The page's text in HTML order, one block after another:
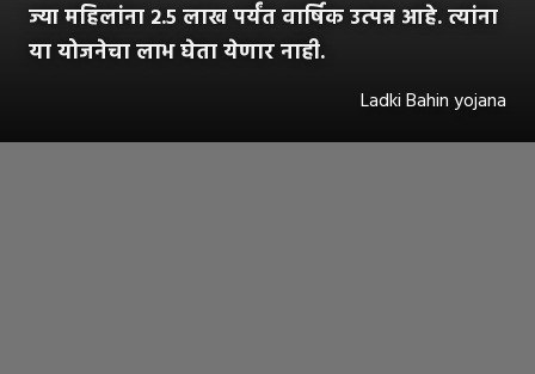
ज्या महिलांना २.५ लाख पर्यंत वार्षिक उत्पन्न आहे. त्यांना
या योजनेचा लाभ घेता येणार नाही.
Ladki Bahin yojana